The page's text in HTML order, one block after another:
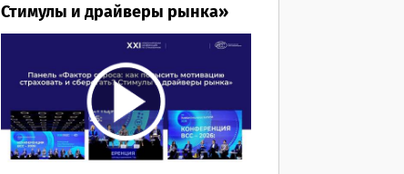
Стимулы и драйверы рынка»